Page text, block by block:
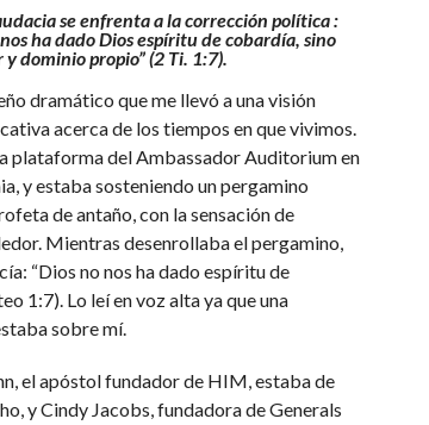
se enfrenta a la corrección política :
ha dado Dios espíritu de cobardía, sino
y dominio propio” (2 Ti. 1:7).
dramático que me llevó a una visión
acerca de los tiempos en que vivimos.
plataforma del Ambassador Auditorium en
y estaba sosteniendo un pergamino
de antaño, con la sensación de
Mientras desenrollaba el pergamino,
“Dios no nos ha dado espíritu de
1:7). Lo leí en voz alta ya que una
sobre mí.
el apóstol fundador de HIM, estaba de
y Cindy Jacobs, fundadora de Generals